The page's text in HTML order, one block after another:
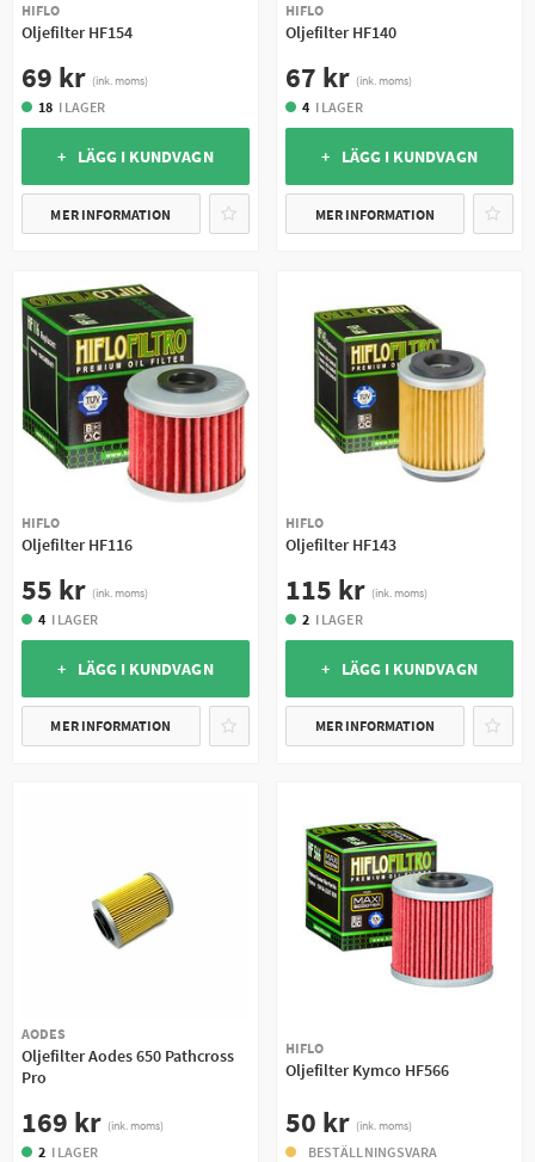
HIFLO
Oljefilter HF154
69 kr (ink. moms)
18 I LAGER
+ LÄGG I KUNDVAGN
MER INFORMATION
HIFLO
Oljefilter HF140
67 kr (ink. moms)
4 I LAGER
+ LÄGG I KUNDVAGN
MER INFORMATION
HIFLO
Oljefilter HF116
55 kr (ink. moms)
4 I LAGER
+ LÄGG I KUNDVAGN
MER INFORMATION
HIFLO
Oljefilter HF143
115 kr (ink. moms)
2 I LAGER
+ LÄGG I KUNDVAGN
MER INFORMATION
AODES
Oljefilter Aodes 650 Pathcross
Pro
169 kr (ink. moms)
2 I LAGER
HIFLO
Oljefilter Kymco HF566
50 kr (ink. moms)
BESTÄLLNINGSVARA